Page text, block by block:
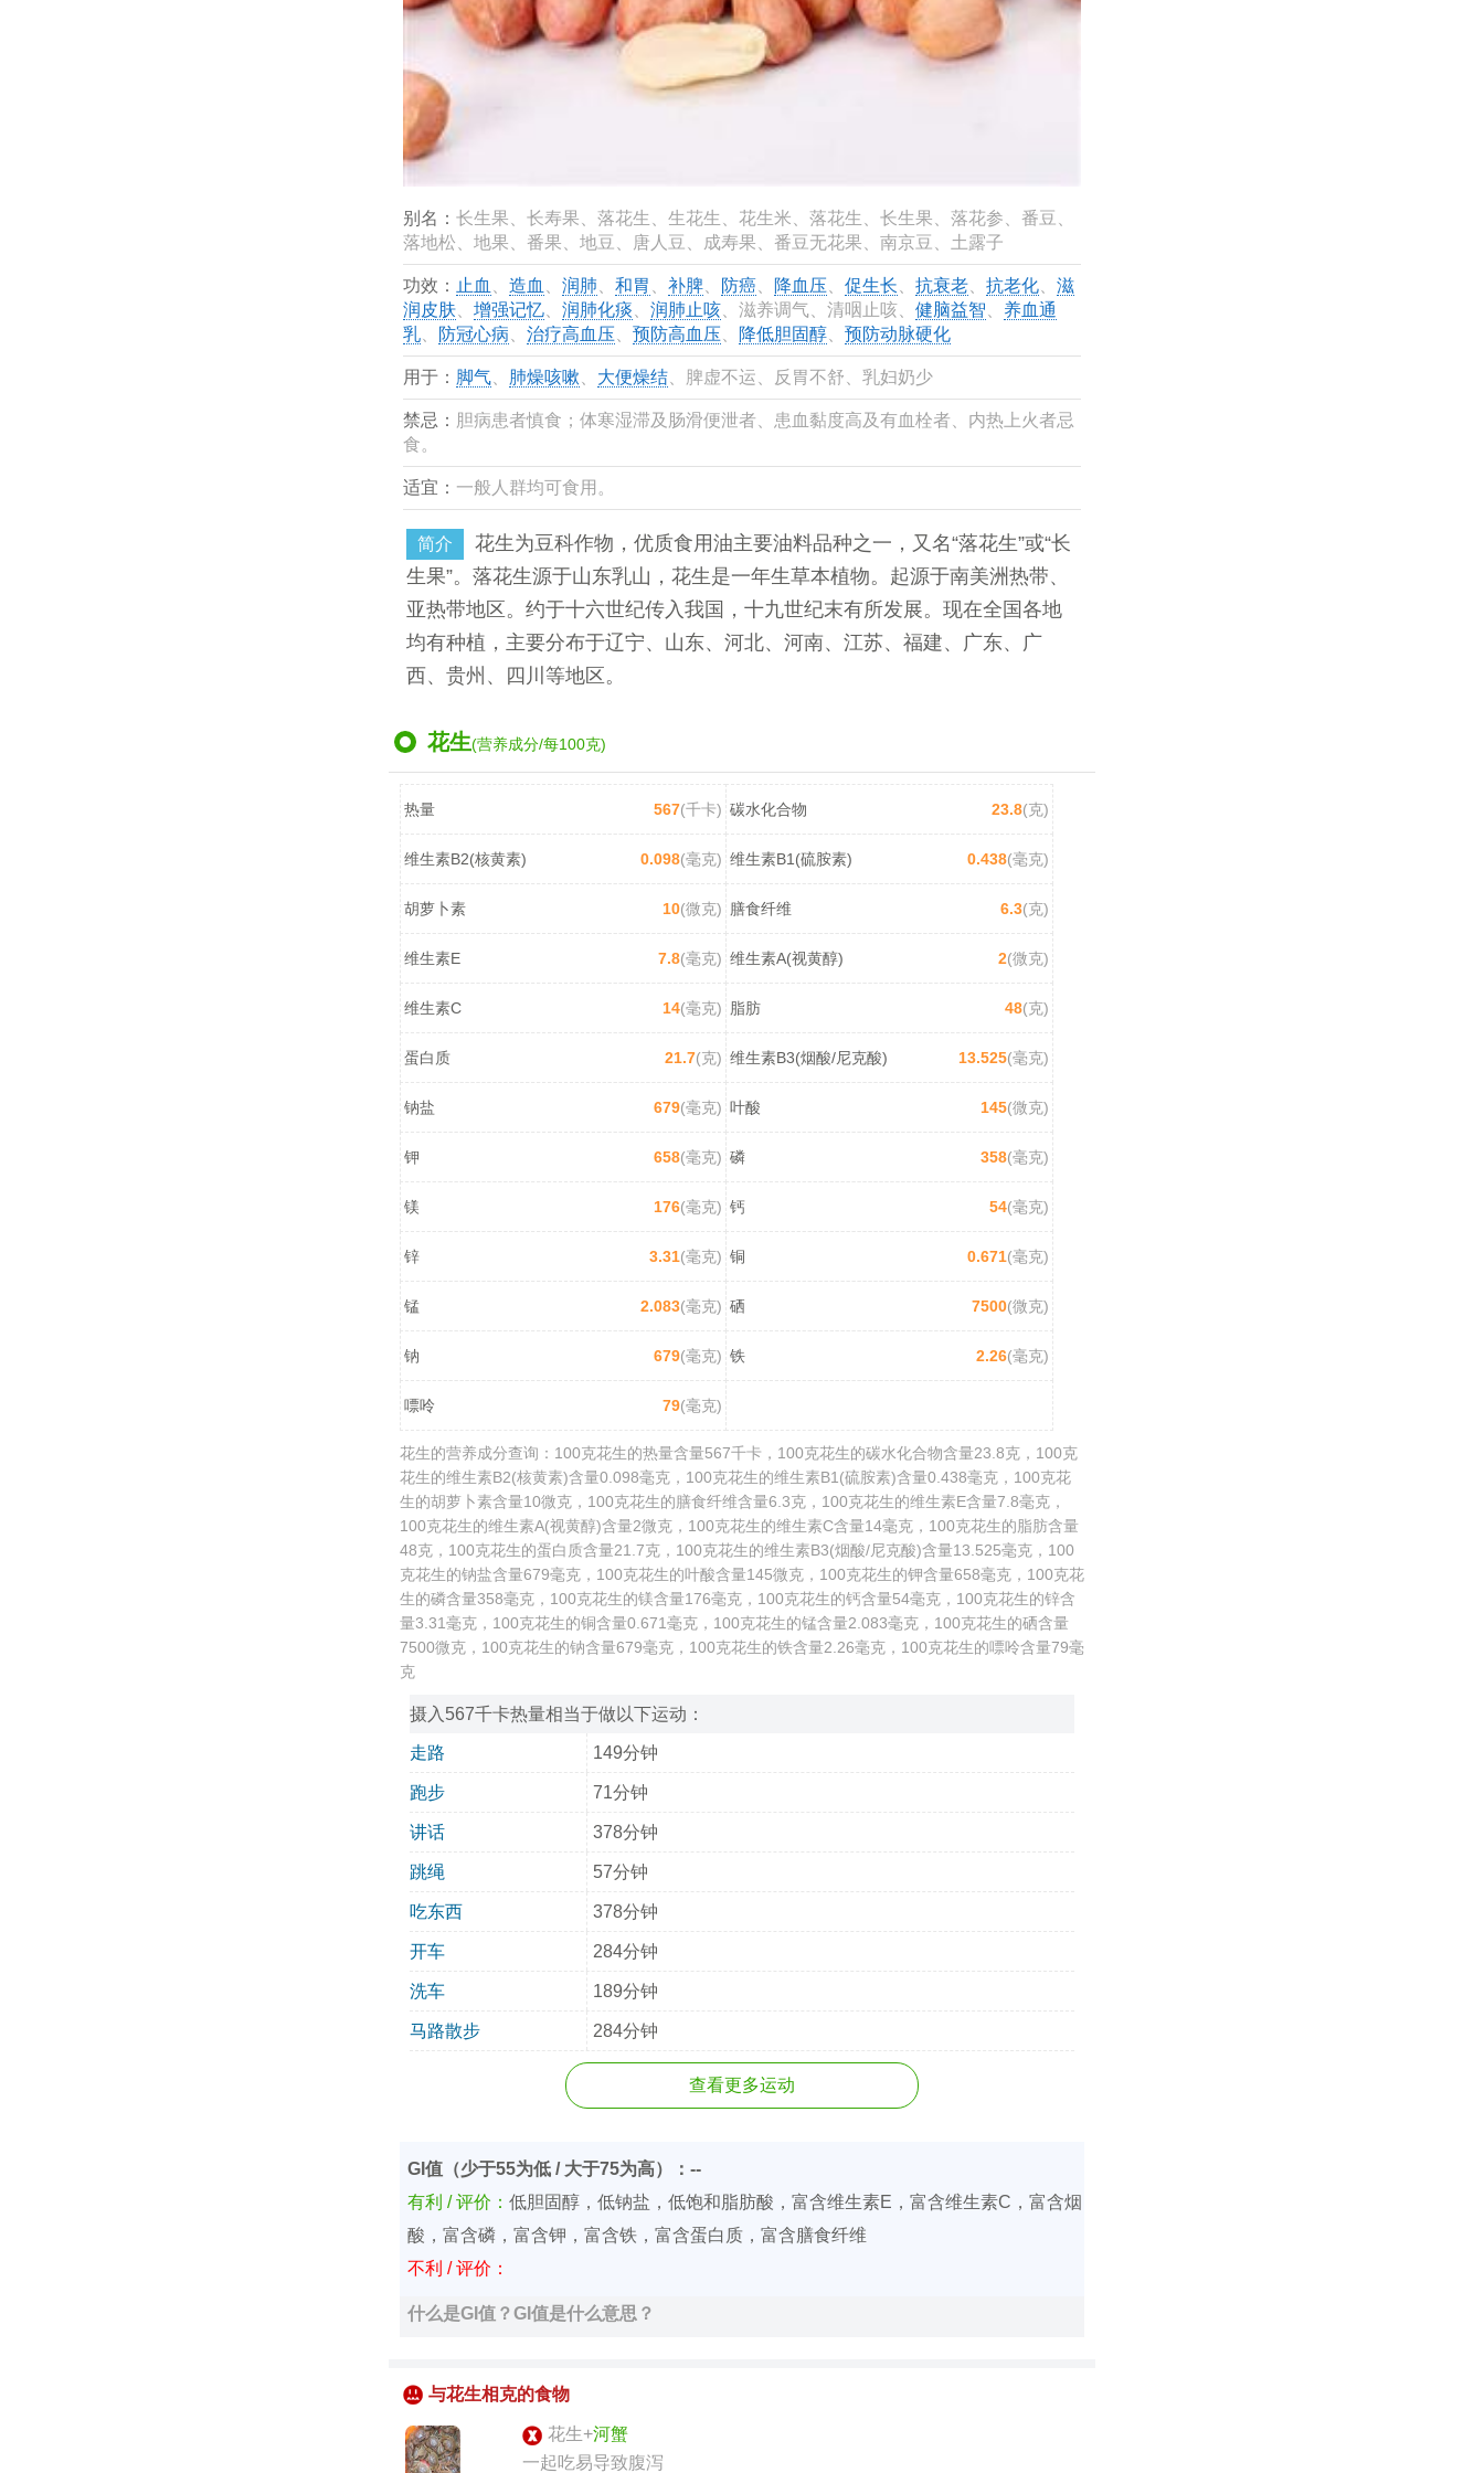
别名： 长生果、长寿果、落花生、生花生、花生米、落花生、长生果、落花参、番豆、
落地松、地果、番果、地豆、唐人豆、成寿果、番豆无花果、南京豆、土露子
功效： 止血 造血 润肺 和胃 补脾、 防癌、 降血压 促生长 抗衰老、 抗老化、 滋
润皮肤、 增强记忆、 润肺化痰 润肺止咳、滋养调气、清咽止咳、 健脑益智
养血通
乳、 防冠心病 治疗高血压 预防高血压 降低胆固醇、 预防动脉硬化
用于： 脚气、 肺燥咳嗽 大便燥结、脾虚不运、反胃不舒、乳妇奶少
禁忌： 胆病患者慎食；体寒湿滞及肠滑便泄者、患血黏度高及有血栓者、内热上火者忌
食。
适宜： 一般人群均可食用。
简介
花生为豆科作物，优质食用油主要油料品种之一，又名“落花生”或“长
生果”。落花生源于山东乳山，花生是一年生草本植物。起源于南美洲热带、
亚热带地区。约于十六世纪传入我国，十九世纪末有所发展。现在全国各地
均有种植，主要分布于辽宁、山东、河北、河南、江苏、福建、广东、广
西、贵州、四川等地区。
花生(营养成分/每100克)
热量 567(千卡) 碳水化合物 23.8(克)
维生素B2(核黄素) 0.098(毫克) 维生素B1(硫胺素) 0.438(毫克)
胡萝卜素 10(微克) 膳食纤维 6.3(克)
维生素E 7.8(毫克) 维生素A(视黄醇) 2(微克)
维生素C 14(毫克) 脂肪 48(克)
蛋白质 21.7(克) 维生素B3(烟酸/尼克酸) 13.525(毫克)
钠盐 679(毫克) 叶酸 145(微克)
钾 658(毫克) 磷 358(毫克)
镁 176(毫克) 钙 54(毫克)
锌 3.31(毫克) 铜 0.671(毫克)
锰 2.083(毫克) 硒 7500(微克)
钠 679(毫克) 铁 2.26(毫克)
嘌呤 79(毫克)
花生的营养成分查询：100克花生的热量含量567千卡，100克花生的碳水化合物含量23.8克，100克
花生的维生素B2(核黄素)含量0.098毫克，100克花生的维生素B1(硫胺素)含量0.438毫克，100克花
生的胡萝卜素含量10微克，100克花生的膳食纤维含量6.3克，100克花生的维生素E含量7.8毫克，
100克花生的维生素A(视黄醇)含量2微克，100克花生的维生素C含量14毫克，100克花生的脂肪含量
48克，100克花生的蛋白质含量21.7克，100克花生的维生素B3(烟酸/尼克酸)含量13.525毫克，100
克花生的钠盐含量679毫克，100克花生的叶酸含量145微克，100克花生的钾含量658毫克，100克花
生的磷含量358毫克，100克花生的镁含量176毫克，100克花生的钙含量54毫克，100克花生的锌含
量3.31毫克，100克花生的铜含量0.671毫克，100克花生的锰含量2.083毫克，100克花生的硒含量
7500微克，100克花生的钠含量679毫克，100克花生的铁含量2.26毫克，100克花生的嘌呤含量79毫
克
摄入567千卡热量相当于做以下运动：
走路 149分钟
跑步 71分钟
讲话 378分钟
跳绳 57分钟
吃东西 378分钟
开车 284分钟
洗车 189分钟
马路散步 284分钟
查看更多运动
GI值（少于55为低 / 大于75为高）：--
有利 / 评价： 低胆固醇，低钠盐，低饱和脂肪酸，富含维生素E，富含维生素C，富含烟
酸，富含磷，富含钾，富含铁，富含蛋白质，富含膳食纤维
不利 / 评价：
什么是GI值？GI值是什么意思？
与花生相克的食物
花生+河蟹
一起吃易导致腹泻